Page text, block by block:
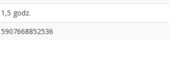
1,5 godz.
5907668852536